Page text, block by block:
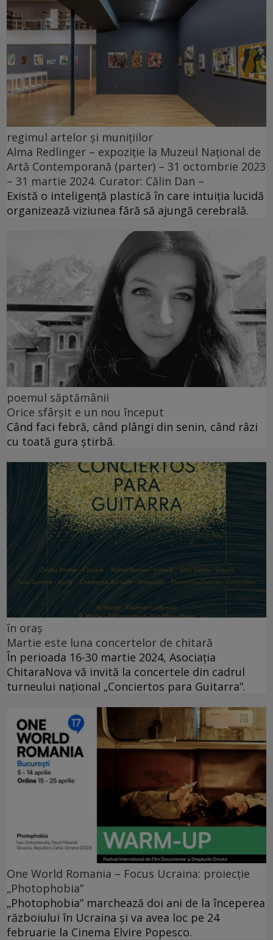
regimul artelor și munițiilor
Alma Redlinger – expoziție la Muzeul Național de
Artă Contemporană (parter) – 31 octombrie 2023
– 31 martie 2024. Curator: Călin Dan –
Există o inteligență plastică în care intuiția lucidă
organizează viziunea fără să ajungă cerebrală.
poemul săptămânii
Orice sfârșit e un nou început
Când faci febră, când plângi din senin, când râzi
cu toată gura știrbă.
în oraș
Martie este luna concertelor de chitară
În perioada 16-30 martie 2024, Asociația
ChitaraNova vă invită la concertele din cadrul
turneului național „Conciertos para Guitarra”.
One World Romania – Focus Ucraina: proiecție
„Photophobia”
„Photophobia” marchează doi ani de la începerea
războiului în Ucraina și va avea loc pe 24
februarie la Cinema Elvire Popesco.